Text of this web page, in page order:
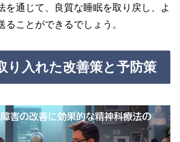
を通じて、良質な睡眠を取り戻し、よ
ることができるでしょう。
り入れた改善策と予防策